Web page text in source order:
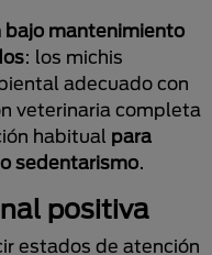
bajo mantenimiento
: los michis
adecuado con
veterinaria completa
habitual para
sedentarismo.
positiva
estados de atención